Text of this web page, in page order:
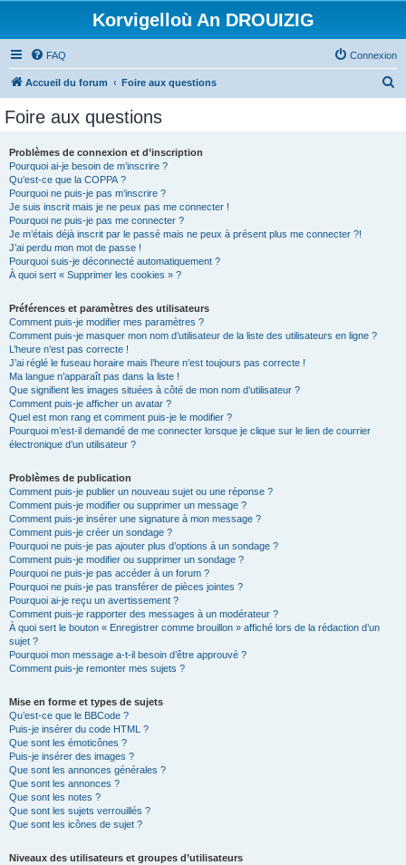
Korvigelloù An DROUIZIG
FAQ Connexion
Accueil du forum Foire aux questions
Foire aux questions
Problèmes de connexion et d’inscription
Pourquoi ai-je besoin de m’inscrire ?
Qu’est-ce que la COPPA ?
Pourquoi ne puis-je pas m’inscrire ?
Je suis inscrit mais je ne peux pas me connecter !
Pourquoi ne puis-je pas me connecter ?
Je m’étais déjà inscrit par le passé mais ne peux à présent plus me connecter ?!
J’ai perdu mon mot de passe !
Pourquoi suis-je déconnecté automatiquement ?
À quoi sert « Supprimer les cookies » ?
Préférences et paramètres des utilisateurs
Comment puis-je modifier mes paramètres ?
Comment puis-je masquer mon nom d’utilisateur de la liste des utilisateurs en ligne ?
L’heure n’est pas correcte !
J’ai réglé le fuseau horaire mais l’heure n’est toujours pas correcte !
Ma langue n’apparaît pas dans la liste !
Que signifient les images situées à côté de mon nom d’utilisateur ?
Comment puis-je afficher un avatar ?
Quel est mon rang et comment puis-je le modifier ?
Pourquoi m’est-il demandé de me connecter lorsque je clique sur le lien de courrier
électronique d’un utilisateur ?
Problèmes de publication
Comment puis-je publier un nouveau sujet ou une réponse ?
Comment puis-je modifier ou supprimer un message ?
Comment puis-je insérer une signature à mon message ?
Comment puis-je créer un sondage ?
Pourquoi ne puis-je pas ajouter plus d’options à un sondage ?
Comment puis-je modifier ou supprimer un sondage ?
Pourquoi ne puis-je pas accéder à un forum ?
Pourquoi ne puis-je pas transférer de pièces jointes ?
Pourquoi ai-je reçu un avertissement ?
Comment puis-je rapporter des messages à un modérateur ?
À quoi sert le bouton « Enregistrer comme brouillon » affiché lors de la rédaction d’un
sujet ?
Pourquoi mon message a-t-il besoin d’être approuvé ?
Comment puis-je remonter mes sujets ?
Mise en forme et types de sujets
Qu’est-ce que le BBCode ?
Puis-je insérer du code HTML ?
Que sont les émoticônes ?
Puis-je insérer des images ?
Que sont les annonces générales ?
Que sont les annonces ?
Que sont les notes ?
Que sont les sujets verrouillés ?
Que sont les icônes de sujet ?
Niveaux des utilisateurs et groupes d’utilisateurs